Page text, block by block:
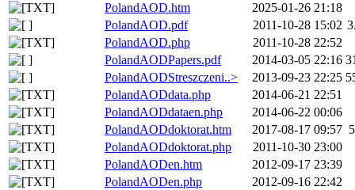
PolandAOD.htm
2025-01-26 21:18
PolandAOD.pdf
2011-10-28 15:02
PolandAOD.php
2011-10-28 22:52
PolandAODPapers.pdf
2014-03-05 22:16
PolandAODStreszczeni..>
2013-09-23 22:25
PolandAODdata.php
2014-06-21 22:51
PolandAODdataen.php
2014-06-22 00:06
PolandAODdoktorat.htm
2017-08-17 09:57
PolandAODdoktorat.php
2011-10-30 23:00
PolandAODen.htm
2012-09-17 23:39
PolandAODen.php
2012-09-16 22:42